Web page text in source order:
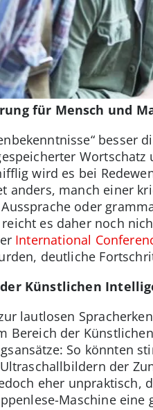
für Mensch und
besser
wird es bei
anders, manch einer
oder
es daher noch
International
deutliche
Künstlichen
lautlosen
Bereich der
So könnten
der
eher unpraktisch,
Maschine eine